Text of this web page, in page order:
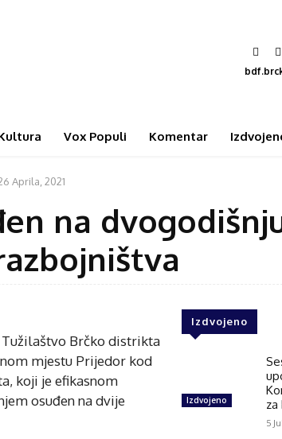
Vox Populi Komentar
Aprila, 2021
na
Tužilaštvo Brčko distrikta
mjestu Prijedor kod
koji je efikasnom
osuđen na dvije
Izdvojeno
Izdvojeno
za
5